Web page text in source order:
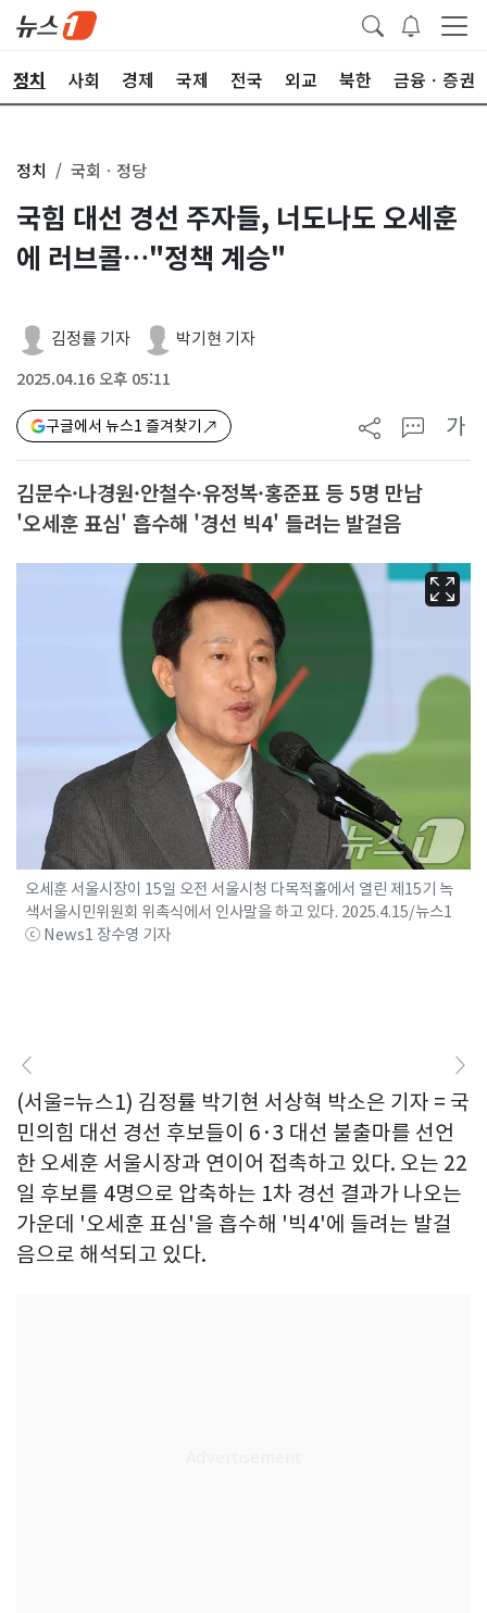
정치 사회 경제 국제 전국 외교 북한 금융ㆍ증권
정치 국회ㆍ정당
국힘 대선 경선 주자들, 너도나도 오세훈
에 러브콜…"정책 계승"
김정률 기자 박기현 기자
2025.04.16 오후 05:11
구글에서 뉴스1 즐겨찾기 가
김문수·나경원·안철수·유정복·홍준표 등 5명 만남
'오세훈 표심' 흡수해 '경선 빅4' 들려는 발걸음
오세훈 서울시장이 15일 오전 서울시청 다목적홀에서 열린 제15기 녹
색서울시민위원회 위촉식에서 인사말을 하고 있다. 2025.4.15/뉴스1
ⓒ News1 장수영 기자
(서울=뉴스1) 김정률 박기현 서상혁 박소은 기자 = 국
민의힘 대선 경선 후보들이 6·3 대선 불출마를 선언
한 오세훈 서울시장과 연이어 접촉하고 있다. 오는 22
일 후보를 4명으로 압축하는 1차 경선 결과가 나오는
가운데 '오세훈 표심'을 흡수해 '빅4'에 들려는 발걸
음으로 해석되고 있다.